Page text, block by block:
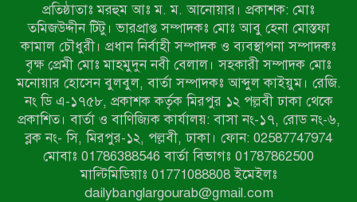
নাটোরের পাটুলে পানিতে ডুবে নন্দীগ্রামের
স্কুলছাত্রের মর্মান্তিক মৃত্যু
সেনাবাহিনীর চাকরি হারিয়ে ভুয়া ডিবি
পুলিশ পরিচয়ে চাঁদাবাজি, গণপিটুনির পর
কারাগারে প্রতারক।
বাঘার সাহিন সরকারের তিন ক্যাটাগরিতে
প্রথম স্থান অর্জন; সংস্কৃতি অঙ্গনেও রয়েছে
তাঁর বহুমুখী প্রতিভা!
প্রতিষ্ঠাতাঃ মরহুম আঃ ম. ম. আনোয়ার। প্রকাশক: মোঃ
তমিজউদ্দীন টিটু। ভারপ্রাপ্ত সম্পাদকঃ মোঃ আবু হেনা মোস্তফা
কামাল চৌধুরী। প্রধান নির্বাহী সম্পাদক ও ব্যবস্থাপনা সম্পাদকঃ
বৃক্ষ প্রেমী মোঃ মাহমুদুন নবী বেলাল। সহকারী সম্পাদক মোঃ
মনোয়ার হোসেন বুলবুল, বার্তা সম্পাদকঃ আব্দুল কাইয়ুম। রেজি.
নং ডি এ-১৭৫৮, প্রকাশক কর্তৃক মিরপুর ১২ পল্লবী ঢাকা থেকে
প্রকাশিত। বার্তা ও বাণিজ্যিক কার্যালয়: বাসা নং-১৭, রোড নং-৬,
ব্লক নং- সি, মিরপুর-১২, পল্লবী, ঢাকা। ফোন: 02587747974
মোবাঃ 01786388546 বার্তা বিভাগঃ 01787862500
মাল্টিমিডিয়াঃ 01771088808 ইমেইলঃ
dailybanglargourab@gmail.com